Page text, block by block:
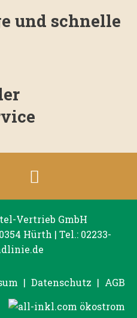
und schnelle
Vertrieb GmbH
Hürth | Tel.: 02233-
| Datenschutz | AGB